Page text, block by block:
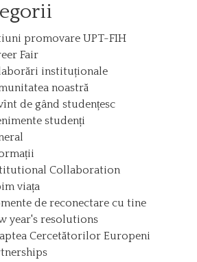
promovare UPT-FIH
Fair
instituționale
noastră
de gând studențesc
studenți
Collaboration
viața
de reconectare cu tine
year's resolutions
Cercetătorilor Europeni